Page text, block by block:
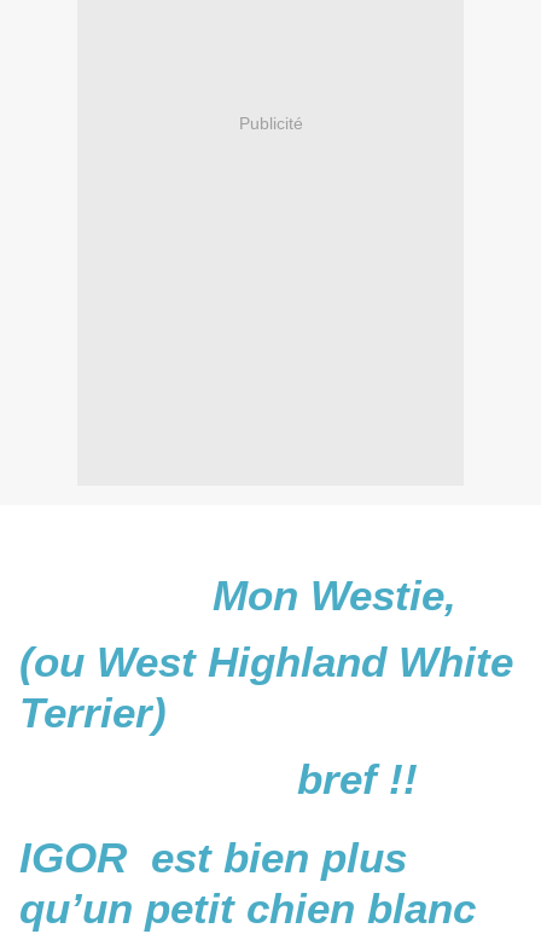
Publicité
Mon Westie,
(ou West Highland White
Terrier)
bref !!
IGOR est bien plus
qu’un petit chien blanc